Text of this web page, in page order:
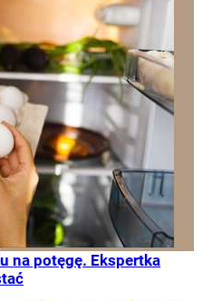
na potęgę. Ekspertka